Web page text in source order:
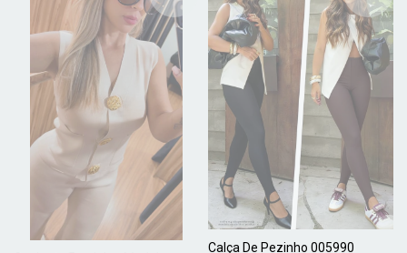
Calça De Pezinho 005990